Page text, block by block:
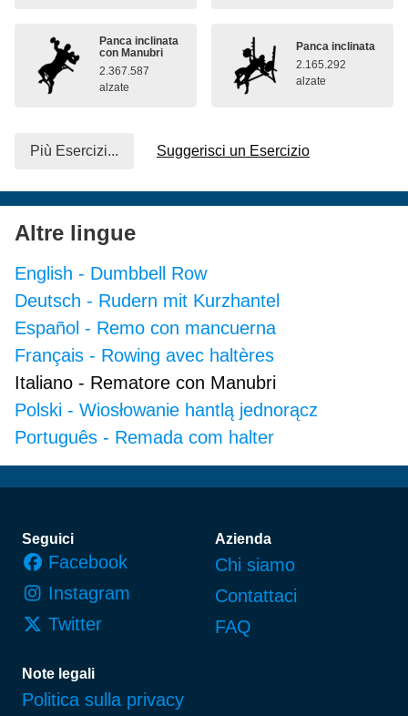
Panca inclinata
con Manubri
2.367.587
alzate
Panca inclinata
2.165.292
alzate
Più Esercizi... Suggerisci un Esercizio
Altre lingue
English - Dumbbell Row
Deutsch - Rudern mit Kurzhantel
Español - Remo con mancuerna
Français - Rowing avec haltères
Italiano - Rematore con Manubri
Polski - Wiosłowanie hantlą jednorącz
Português - Remada com halter
Piè di pagina
Seguici
Facebook
Instagram
Twitter
Azienda
Chi siamo
Contattaci
FAQ
Note legali
Politica sulla privacy